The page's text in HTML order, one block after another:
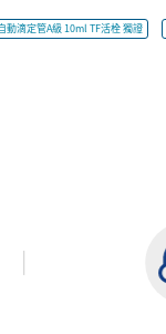
動滴定管A級 10ml TF活栓 獨證